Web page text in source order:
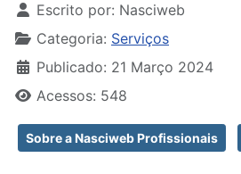
Escrito por: Nasciweb
Categoria: Serviços
Publicado: 21 Março 2024
Acessos: 548
Sobre a Nasciweb Profissionais